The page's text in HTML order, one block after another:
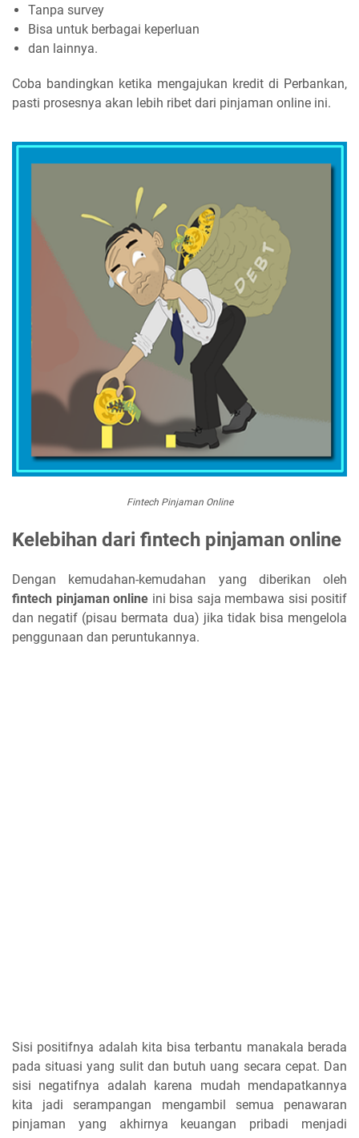
Tanpa survey
Bisa untuk berbagai keperluan
dan lainnya.
Coba bandingkan ketika mengajukan kredit di Perbankan,
pasti prosesnya akan lebih ribet dari pinjaman online ini.
Fintech Pinjaman Online
Kelebihan dari fintech pinjaman online
Dengan kemudahan-kemudahan yang diberikan oleh
fintech pinjaman online ini bisa saja membawa sisi positif
dan negatif (pisau bermata dua) jika tidak bisa mengelola
penggunaan dan peruntukannya.
Sisi positifnya adalah kita bisa terbantu manakala berada
pada situasi yang sulit dan butuh uang secara cepat. Dan
sisi negatifnya adalah karena mudah mendapatkannya
kita jadi serampangan mengambil semua penawaran
pinjaman yang akhirnya keuangan pribadi menjadi